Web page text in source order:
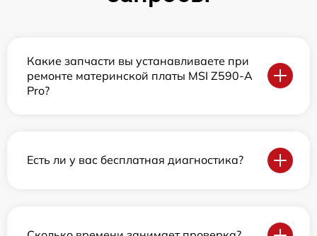
Какие запчасти вы устанавливаете при
ремонте материнской платы MSI Z590-A
Pro?
Есть ли у вас бесплатная диагностика?